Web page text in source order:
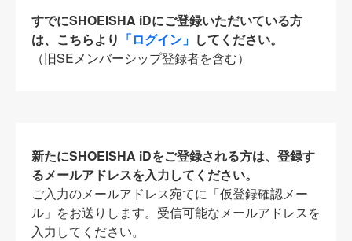
すでにSHOEISHA iDにご登録いただいている方
は、こちらより 「ログイン」 してください。
（旧SEメンバーシップ登録者を含む）
新たにSHOEISHA iDをご登録される方は、登録す
るメールアドレスを入力してください。
ご入力のメールアドレス宛てに「仮登録確認メー
ル」をお送りします。受信可能なメールアドレスを
入力してください。